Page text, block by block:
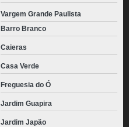
Vargem Grande Paulista
Barro Branco
Caieras
Casa Verde
Freguesia do Ó
Jardim Guapira
Jardim Japão